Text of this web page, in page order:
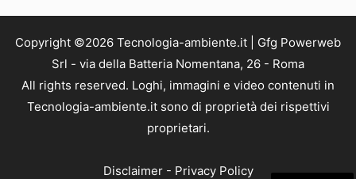
Copyright ©2026 Tecnologia-ambiente.it | Gfg Powerweb
Srl - via della Batteria Nomentana, 26 - Roma
All rights reserved. Loghi, immagini e video contenuti in
Tecnologia-ambiente.it sono di proprietà dei rispettivi
proprietari.
Disclaimer- Privacy Policy